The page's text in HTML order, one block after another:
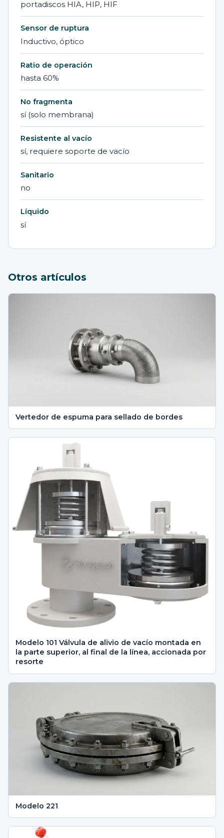
portadiscos HIA, HIP, HIF
Sensor de ruptura
Inductivo, óptico
Ratio de operación
hasta 60%
No fragmenta
sí (solo membrana)
Resistente al vacío
sí, requiere soporte de vacío
Sanitario
no
Líquido
sí
Otros artículos
Vertedor de espuma para sellado de bordes
Modelo 101 Válvula de alivio de vacío montada en
la parte superior, al final de la línea, accionada por
resorte
Modelo 221